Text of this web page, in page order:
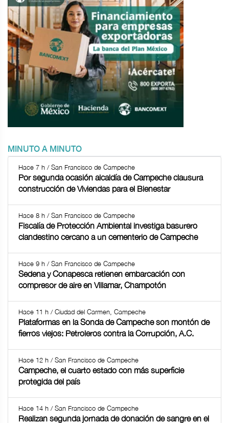
MINUTO A MINUTO
Hace 7 h / San Francisco de Campeche
Por segunda ocasión alcaldía de Campeche clausura
construcción de Viviendas para el Bienestar
Hace 8 h / San Francisco de Campeche
Fiscalía de Protección Ambiental investiga basurero
clandestino cercano a un cementerio de Campeche
Hace 9 h / San Francisco de Campeche
Sedena y Conapesca retienen embarcación con
compresor de aire en Villamar, Champotón
Hace 11 h / Ciudad del Carmen, Campeche
Plataformas en la Sonda de Campeche son montón de
fierros viejos: Petroleros contra la Corrupción, A.C.
Hace 12 h / San Francisco de Campeche
Campeche, el cuarto estado con más superficie
protegida del país
Hace 14 h / San Francisco de Campeche
Realizan segunda jornada de donación de sangre en el